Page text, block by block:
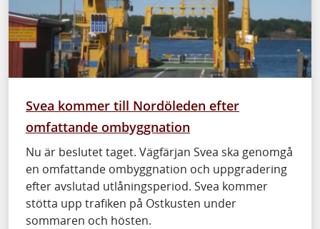
Svea kommer till Nordöleden efter
omfattande ombyggnation
Nu är beslutet taget. Vägfärjan Svea ska genomgå
en omfattande ombyggnation och uppgradering
efter avslutad utlåningsperiod. Svea kommer
stötta upp trafiken på Ostkusten under
sommaren och hösten.